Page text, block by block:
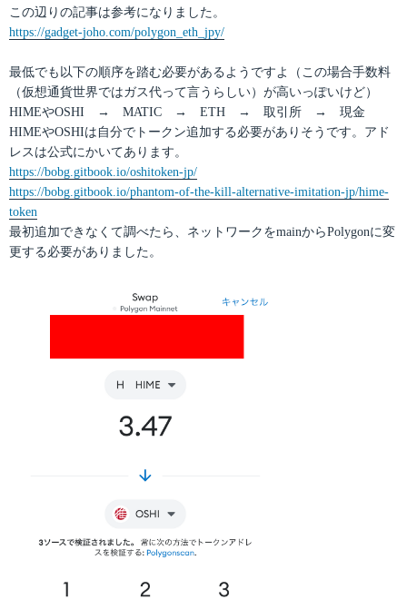
この辺りの記事は参考になりました。
https://gadget-joho.com/polygon_eth_jpy/
最低でも以下の順序を踏む必要があるようですよ（この場合手数料
（仮想通貨世界ではガス代って言うらしい）が高いっぽいけど）
HIMEやOSHI → MATIC → ETH → 取引所 → 現金
HIMEやOSHIは自分でトークン追加する必要がありそうです。アド
レスは公式にかいてあります。
https://bobg.gitbook.io/oshitoken-jp/
https://bobg.gitbook.io/phantom-of-the-kill-alternative-imitation-jp/hime-
token
最初追加できなくて調べたら、ネットワークをmainからPolygonに変
更する必要がありました。